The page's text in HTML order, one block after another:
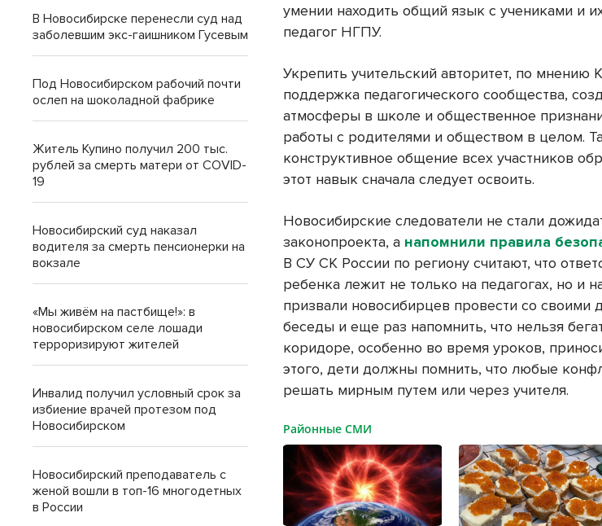
умении находить общий язык с учениками и
педагог НГПУ.
Укрепить учительский авторитет, по мнению
поддержка педагогического сообщества,
атмосферы в школе и общественное
работы с родителями и обществом в целом.
конструктивное общение всех участников
этот навык сначала следует освоить.
Новосибирские следователи не стали
законопроекта, а напомнили правила
В СУ СК России по региону считают, что
ребенка лежит не только на педагогах, но и
призвали новосибирцев провести со своими
беседы и еще раз напомнить, что нельзя
коридоре, особенно во время уроков,
этого, дети должны помнить, что любые
решать мирным путем или через учителя.
Районные СМИ
В Новосибирске перенесли суд над
заболевшим экс-гаишником Гусевым
Под Новосибирском рабочий почти
ослеп на шоколадной фабрике
Житель Купино получил 200 тыс.
рублей за смерть матери от COVID-
19
Новосибирский суд наказал
водителя за смерть пенсионерки на
вокзале
«Мы живём на пастбище!»: в
новосибирском селе лошади
терроризируют жителей
Инвалид получил условный срок за
избиение врачей протезом под
Новосибирском
Новосибирский преподаватель с
женой вошли в топ-16 многодетных
в России